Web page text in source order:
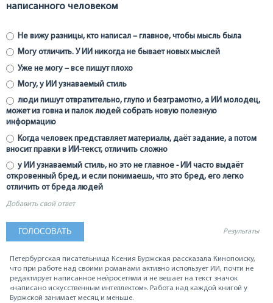
написанного человеком
Не вижу разницы, кто написал – главное, чтобы мысль была
Могу отличить. У ИИ никогда не бывает новых мыслей
Уже не могу – все пишут плохо
Могу, у ИИ узнаваемый стиль
люди пишут отвратительно, глупо и безграмотно, а ИИ молодец,
может из говна и палок людей собрать новую полезную
информацию
Когда человек представляет материалы, даёт задание, а потом
вносит правки в ИИ-текст, отличить сложно
у ИИ узнаваемый стиль, но это не главное - ИИ часто выдаёт
откровенный бред, и если понимаешь, что это бред, его легко
отличить от бреда людей
Добавить свой ответ
Результаты
Петербургская писательница Ксения Буржская рассказала Кинопоиску,
что при работе над своими романами активно использует ИИ, почти не
редактирует написанное нейросетями и не вешает на текст значок
«написано искусственным интеллектом». Работа над каждой книгой у
Буржской занимает месяц и меньше.